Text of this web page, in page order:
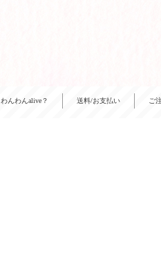
わんわんalive？ 送料/お支払い ご